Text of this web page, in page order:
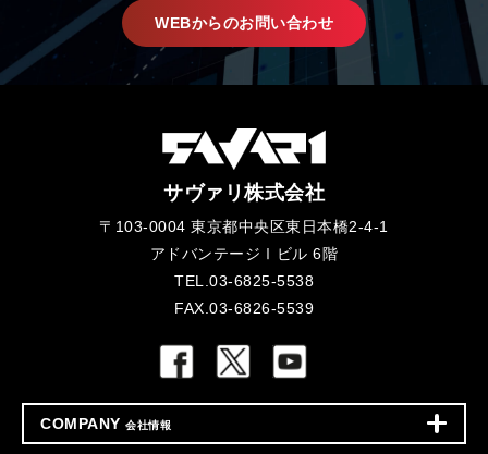
WEBからのお問い合わせ
サヴァリ株式会社
〒103-0004 東京都中央区東日本橋2-4-1
アドバンテージⅠビル 6階
TEL.03-6825-5538
FAX.03-6826-5539
COMPANY 会社情報